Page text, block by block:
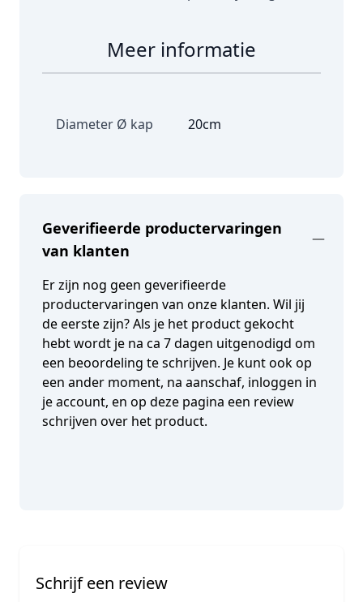
Meer informatie
Diameter Ø kap 20cm
Geverifieerde productervaringen
van klanten
Er zijn nog geen geverifieerde
productervaringen van onze klanten. Wil jij
de eerste zijn? Als je het product gekocht
hebt wordt je na ca 7 dagen uitgenodigd om
een beoordeling te schrijven. Je kunt ook op
een ander moment, na aanschaf, inloggen in
je account, en op deze pagina een review
schrijven over het product.
Schrijf een review